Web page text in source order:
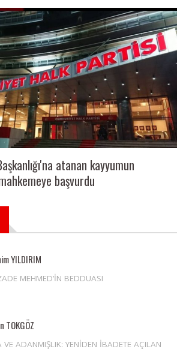
atanan kayyumun
başvurdu
YILDIRIM
MEHMED’İN BEDDUASI
TOKGÖZ
VE ADANMIŞLIK: YENİDEN İBADETE AÇILAN